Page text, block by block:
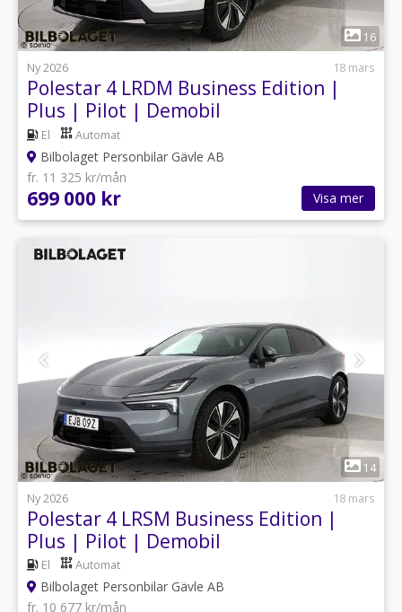
1
16
Ny 2026
18 mars
Polestar 4 LRDM Business Edition |
Plus | Pilot | Demobil
El Automat
Bilbolaget Personbilar Gävle AB
fr. 11 325 kr/mån
699 000 kr Visa mer
1
14
Ny 2026
18 mars
Polestar 4 LRSM Business Edition |
Plus | Pilot | Demobil
El Automat
Bilbolaget Personbilar Gävle AB
fr. 10 677 kr/mån